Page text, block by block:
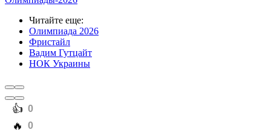
Читайте еще:
Олимпиада 2026
Фристайл
Вадим Гутцайт
НОК Украины
️👍 0
️🔥 0